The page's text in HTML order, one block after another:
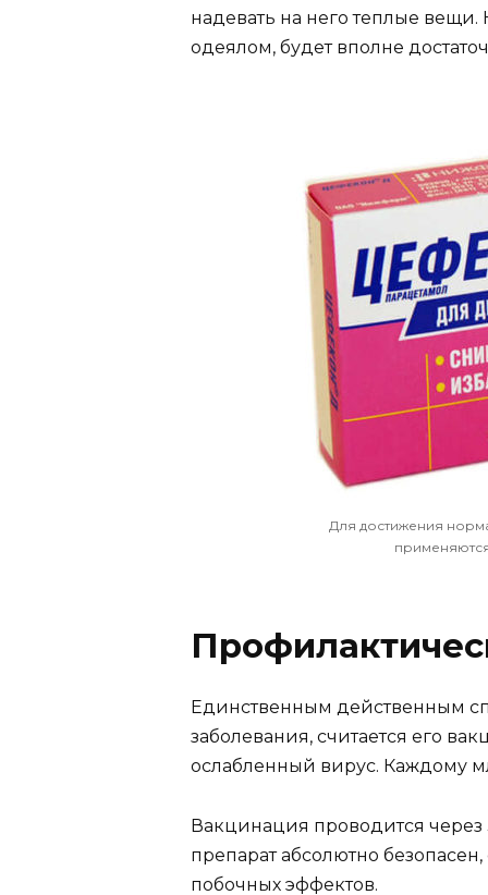
надевать на него теплые
одеялом, будет вполне
Для достижения
Единственным действенным
заболевания, считается его
ослабленный вирус. Каждому
Вакцинация проводится
препарат абсолютно
побочных эффектов.